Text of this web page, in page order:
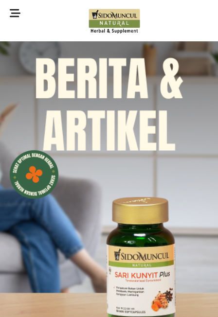
©2022 Sidomuncul Natural All right reserved